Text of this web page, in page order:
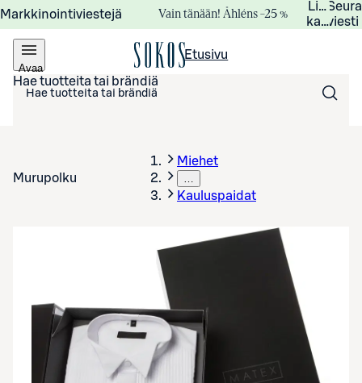
Markkinointiviestejä Vain tänään! Åhléns –25 %
viesti
Avaa
valikko
Etusivu
Hae tuotteita tai brändiä
Murupolku
Miehet
…
Kauluspaidat
Avaa tuotekuva suurennettuna